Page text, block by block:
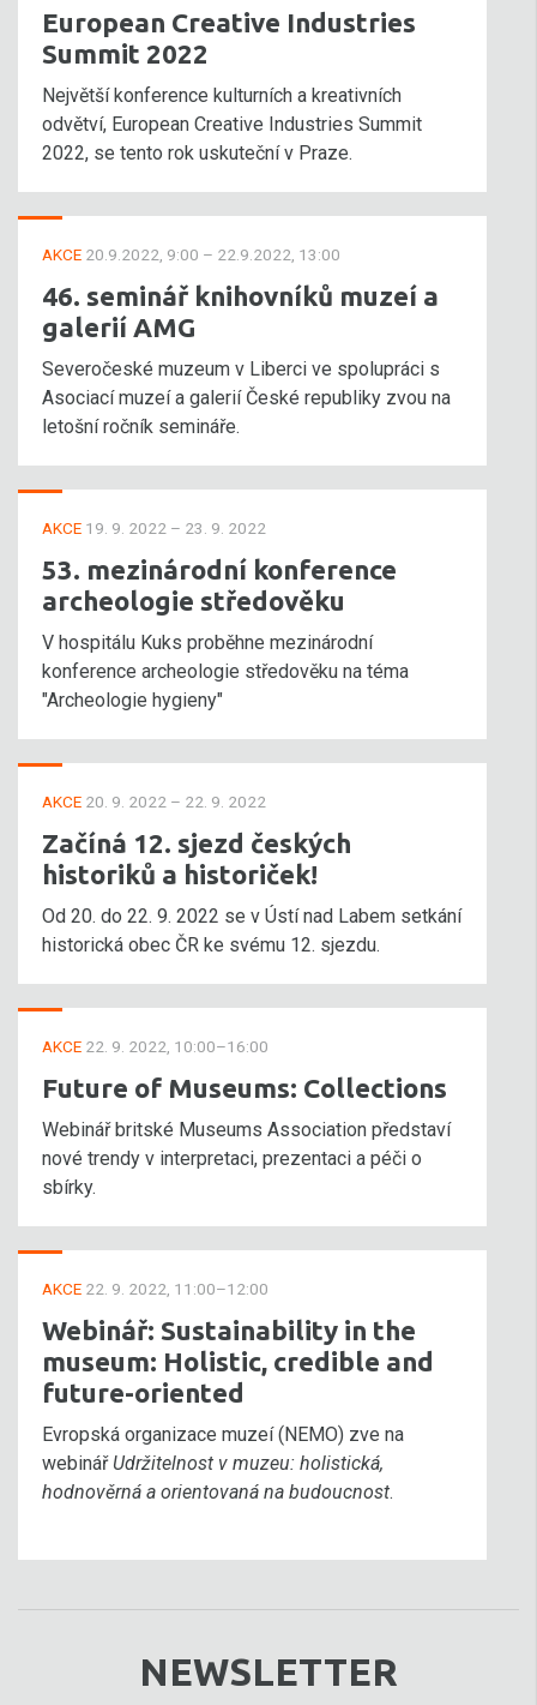
European Creative Industries
Summit 2022
Největší konference kulturních a kreativních
odvětví, European Creative Industries Summit
2022, se tento rok uskuteční v Praze.
AKCE 20.9.2022, 9:00 – 22.9.2022, 13:00
46. seminář knihovníků muzeí a
galerií AMG
Severočeské muzeum v Liberci ve spolupráci s
Asociací muzeí a galerií České republiky zvou na
letošní ročník semináře.
AKCE 19. 9. 2022 – 23. 9. 2022
53. mezinárodní konference
archeologie středověku
V hospitálu Kuks proběhne mezinárodní
konference archeologie středověku na téma
"Archeologie hygieny"
AKCE 20. 9. 2022 – 22. 9. 2022
Začíná 12. sjezd českých
historiků a historiček!
Od 20. do 22. 9. 2022 se v Ústí nad Labem setkání
historická obec ČR ke svému 12. sjezdu.
AKCE 22. 9. 2022, 10:00–16:00
Future of Museums: Collections
Webinář britské Museums Association představí
nové trendy v interpretaci, prezentaci a péči o
sbírky.
AKCE 22. 9. 2022, 11:00–12:00
Webinář: Sustainability in the
museum: Holistic, credible and
future-oriented
Evropská organizace muzeí (NEMO) zve na
webinář Udržitelnost v muzeu: holistická,
hodnověrná a orientovaná na budoucnost.
NEWSLETTER